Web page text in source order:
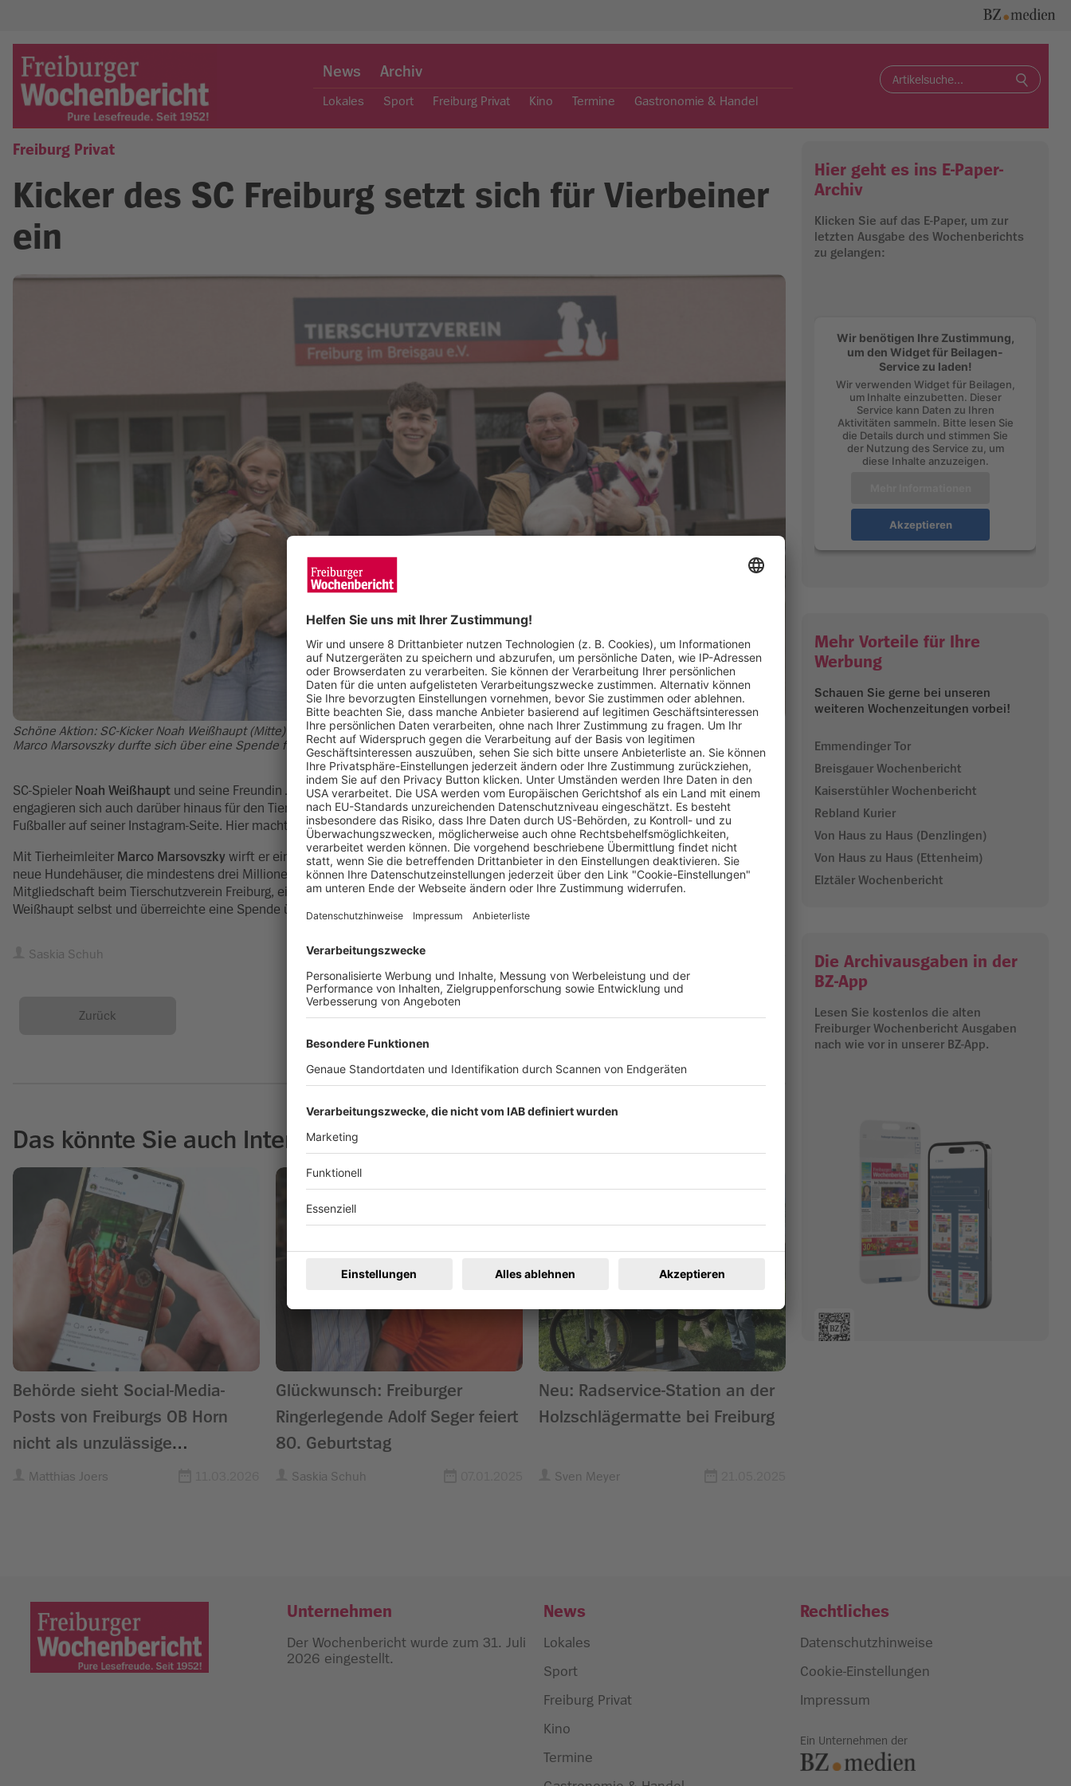
content
Freiburger Wochenbericht
News Archiv
Lokales Sport Freiburg Privat Kino Termine Gastronomie & Handel
Search
for:
Freiburg Privat
Kicker des SC Freiburg setzt sich für Vierbeiner
ein
Schöne Aktion: SC-Kicker Noah Weißhaupt (Mitte) und seine Freundin setzen sich für den Tierschutz ein. Der Freiburger Tierheim-Leiter
Marco Marsovszky durfte sich über eine Spende freuen. Foto: Marcel Bischler
SC-Spieler Noah Weißhaupt und seine Freundin Jana haben nicht nur selbst zwei Straßenhunde aus Griechenland adoptiert, sondern
engagieren sich auch darüber hinaus für den Tierschutz. „Ein persönliches Thema, welches uns sehr am Herzen liegt“, schreibt der
Fußballer auf seiner Instagram-Seite. Hier macht er nun mit einem Video auch Werbung für das Freiburger Tierheim.
Mit Tierheimleiter Marco Marsovszky wirft er einen Blick hinter die Kulissen. Dabei geht es um die großen Baustellen, beispielsweise
neue Hundehäuser, die mindestens drei Millionen Euro kosten werden. Und er ruft auf, das Tierheim zu unterstützen, durch eine
Mitgliedschaft beim Tierschutzverein Freiburg, eine Patenschaft für einen Vierbeiner oder Spenden. Den Anfang machte Noah
Weißhaupt selbst und überreichte eine Spende über 5.000 Euro.
Saskia Schuh
Zurück
Hier geht es ins E-Paper-
Archiv
Klicken Sie auf das E-Paper, um zur
letzten Ausgabe des Wochenberichts
zu gelangen:
Wir benötigen Ihre Zustimmung,
um den Widget für Beilagen-
Service zu laden!
Wir verwenden Widget für Beilagen,
um Inhalte einzubetten. Dieser
Service kann Daten zu Ihren
Aktivitäten sammeln. Bitte lesen Sie
die Details durch und stimmen Sie
der Nutzung des Service zu, um
diese Inhalte anzuzeigen.
Akzeptieren
Mehr Vorteile für Ihre
Werbung
Schauen Sie gerne bei unseren
weiteren Wochenzeitungen vorbei!
Emmendinger Tor
Breisgauer Wochenbericht
Kaiserstühler Wochenbericht
Rebland Kurier
Von Haus zu Haus (Denzlingen)
Von Haus zu Haus (Ettenheim)
Elztäler Wochenbericht
Die Archivausgaben in der
BZ-App
Lesen Sie kostenlos die alten
Freiburger Wochenbericht Ausgaben
nach wie vor in unserer BZ-App.
Das könnte Sie auch Interessieren
Behörde sieht Social-Media-
Posts von Freiburgs OB Horn
nicht als unzulässige
Wahlwerbung
Matthias Joers
Glückwunsch: Freiburger
Ringerlegende Adolf Seger feiert
80. Geburtstag
Saskia Schuh
Neu: Radservice-Station an der
Holzschlägermatte bei Freiburg
Sven Meyer
Unternehmen
Der Wochenbericht wurde zum 31. Juli
2026 eingestellt.
News
Lokales
Sport
Freiburg Privat
Kino
Termine
Rechtliches
Datenschutzhinweise
Cookie-Einstellungen
Impressum
Ein Unternehmen der